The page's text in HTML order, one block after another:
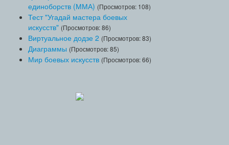
единоборств (ММА) (Просмотров: 108)
Тест "Угадай мастера боевых
искусств" (Просмотров: 86)
Виртуальное додзе 2 (Просмотров: 83)
Диаграммы (Просмотров: 85)
Мир боевых искусств (Просмотров: 66)